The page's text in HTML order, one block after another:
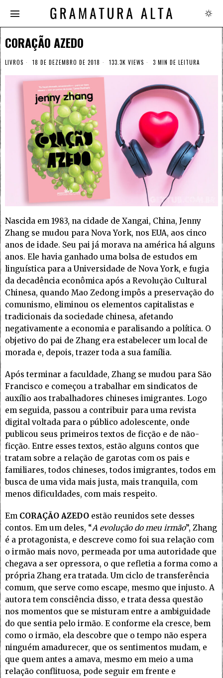
CORAÇÃO AZEDO
LIVROS 18 DE DEZEMBRO DE 2018 133.3K VIEWS 3 MIN DE LEITURA
Nascida em 1983, na cidade de Xangai, China, Jenny
Zhang se mudou para Nova York, nos EUA, aos cinco
anos de idade. Seu pai já morava na américa há alguns
anos. Ele havia ganhado uma bolsa de estudos em
linguística para a Universidade de Nova York, e fugia
da decadência econômica após a Revolução Cultural
Chinesa, quando Mao Zedong impôs a preservação do
comunismo, eliminou os elementos capitalistas e
tradicionais da sociedade chinesa, afetando
negativamente a economia e paralisando a política. O
objetivo do pai de Zhang era estabelecer um local de
morada e, depois, trazer toda a sua família.
Após terminar a faculdade, Zhang se mudou para São
Francisco e começou a trabalhar em sindicatos de
auxílio aos trabalhadores chineses imigrantes. Logo
em seguida, passou a contribuir para uma revista
digital voltada para o público adolescente, onde
publicou seus primeiros textos de ficção e de não-
ficção. Entre esses textos, estão alguns contos que
tratam sobre a relação de garotas com os pais e
familiares, todos chineses, todos imigrantes, todos em
busca de uma vida mais justa, mais tranquila, com
menos dificuldades, com mais respeito.
Em CORAÇÃO AZEDO estão reunidos sete desses
contos. Em um deles, “A evolução do meu irmão”, Zhang
é a protagonista, e descreve como foi sua relação com
o irmão mais novo, permeada por uma autoridade que
chegava a ser opressora, o que refletia a forma como a
própria Zhang era tratada. Um ciclo de transferência
comum, que serve como escape, mesmo que injusto. A
autora tem consciência disso, e trata dessa questão
nos momentos que se misturam entre a ambiguidade
do que sentia pelo irmão. E conforme ela cresce, bem
como o irmão, ela descobre que o tempo não espera
ninguém amadurecer, que os sentimentos mudam, e
que quem antes a amava, mesmo em meio a uma
relação conflituosa, pode seguir em frente e